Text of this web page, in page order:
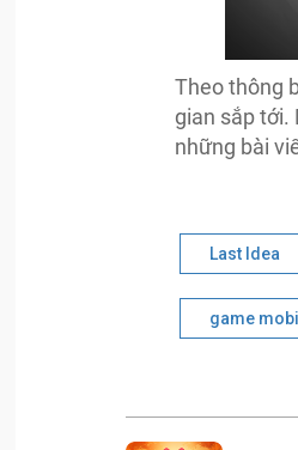
Theo thông
gian sắp tới.
những bài
Last Idea
game